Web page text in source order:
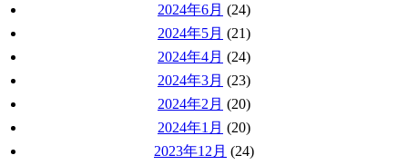
2024年6月 (24)
2024年5月 (21)
2024年4月 (24)
2024年3月 (23)
2024年2月 (20)
2024年1月 (20)
2023年12月 (24)